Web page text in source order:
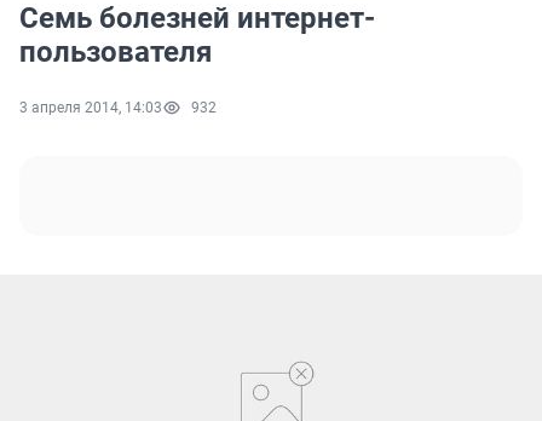
Семь болезней интернет-
пользователя
3 апреля 2014, 14:03 932